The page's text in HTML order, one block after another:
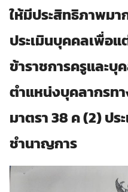
ให้มีประสิทธิภาพม
ประเมินบุคคลเพื่อ
ข้าราชการครูและบุ
ตำแหน่งบุคลากรท
มาตรา 38 ค (2) ปร
ชำนาญการ